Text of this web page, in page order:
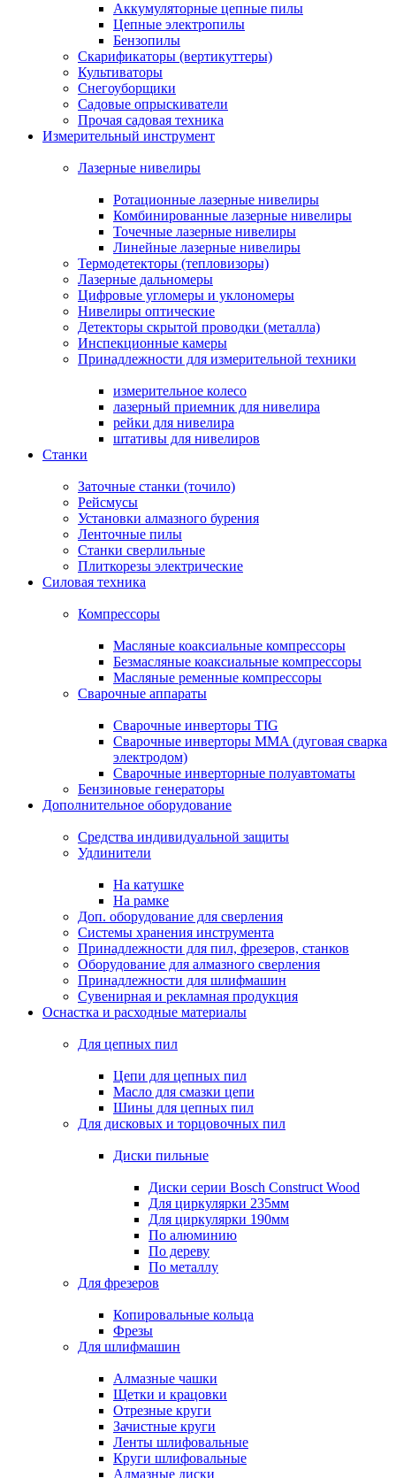
Аккумуляторные цепные пилы
Цепные электропилы
Бензопилы
Скарификаторы (вертикуттеры)
Культиваторы
Снегоуборщики
Садовые опрыскиватели
Прочая садовая техника
Измерительный инструмент
Лазерные нивелиры
Ротационные лазерные нивелиры
Комбинированные лазерные нивелиры
Точечные лазерные нивелиры
Линейные лазерные нивелиры
Термодетекторы (тепловизоры)
Лазерные дальномеры
Цифровые угломеры и уклономеры
Нивелиры оптические
Детекторы скрытой проводки (металла)
Инспекционные камеры
Принадлежности для измерительной техники
измерительное колесо
лазерный приемник для нивелира
рейки для нивелира
штативы для нивелиров
Станки
Заточные станки (точило)
Рейсмусы
Установки алмазного бурения
Ленточные пилы
Станки сверлильные
Плиткорезы электрические
Силовая техника
Компрессоры
Масляные коаксиальные компрессоры
Безмасляные коаксиальные компрессоры
Масляные ременные компрессоры
Сварочные аппараты
Сварочные инверторы TIG
Сварочные инверторы MMA (дуговая сварка
электродом)
Сварочные инверторные полуавтоматы
Бензиновые генераторы
Дополнительное оборудование
Средства индивидуальной защиты
Удлинители
На катушке
На рамке
Доп. оборудование для сверления
Системы хранения инструмента
Принадлежности для пил, фрезеров, станков
Оборудование для алмазного сверления
Принадлежности для шлифмашин
Сувенирная и рекламная продукция
Оснастка и расходные материалы
Для цепных пил
Цепи для цепных пил
Масло для смазки цепи
Шины для цепных пил
Для дисковых и торцовочных пил
Диски пильные
Диски серии Bosch Construct Wood
Для циркулярки 235мм
Для циркулярки 190мм
По алюминию
По дереву
По металлу
Для фрезеров
Копировальные кольца
Фрезы
Для шлифмашин
Алмазные чашки
Щетки и крацовки
Отрезные круги
Зачистные круги
Ленты шлифовальные
Круги шлифовальные
Алмазные диски